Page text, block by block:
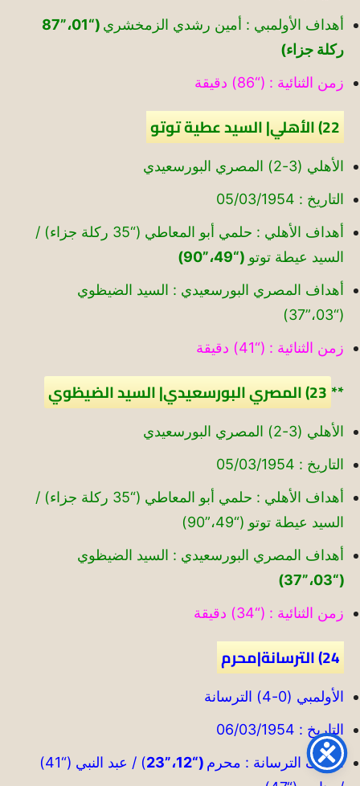
أهداف الأولمبي : أمين رشدي الزمخشري
(“01،”87
ركلة جزاء)
زمن الثنائية : (“86) دقيقة
22) الأهلي| السيد عطية توتو
الأهلي (3-2) المصري البورسعيدي
التاريخ : 05/03/1954
أهداف الأهلي : حلمي أبو المعاطي (“35 ركلة جزاء) /
السيد عيطة توتو (“49،”90)
أهداف المصري البورسعيدي : السيد الضيظوي
(“03،”37)
زمن الثنائية : (“41) دقيقة
**23) المصري البورسعيدي| السيد الضيظوي
الأهلي (3-2) المصري البورسعيدي
التاريخ : 05/03/1954
أهداف الأهلي : حلمي أبو المعاطي (“35 ركلة جزاء) /
السيد عيطة توتو (“49،”90)
أهداف المصري البورسعيدي : السيد الضيظوي
(“03،”37)
زمن الثنائية : (“34) دقيقة
24) الترسانة|محرم
الأولمبي (0-4) الترسانة
التاريخ : 06/03/1954
أهداف الترسانة : محرم (“12،”23
) / عبد النبي (“41)